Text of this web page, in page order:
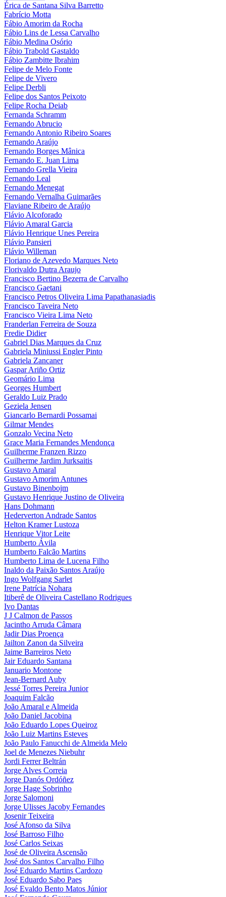
Érica de Santana Silva Barretto
Fabrício Motta
Fábio Amorim da Rocha
Fábio Lins de Lessa Carvalho
Fábio Medina Osório
Fábio Trabold Gastaldo
Fábio Zambitte Ibrahim
Felipe de Melo Fonte
Felipe de Vivero
Felipe Derbli
Felipe dos Santos Peixoto
Felipe Rocha Deiab
Fernanda Schramm
Fernando Abrucio
Fernando Antonio Ribeiro Soares
Fernando Araújo
Fernando Borges Mânica
Fernando E. Juan Lima
Fernando Grella Vieira
Fernando Leal
Fernando Menegat
Fernando Vernalha Guimarães
Flaviane Ribeiro de Araújo
Flávio Alcoforado
Flávio Amaral Garcia
Flávio Henrique Unes Pereira
Flávio Pansieri
Flávio Willeman
Floriano de Azevedo Marques Neto
Florivaldo Dutra Araujo
Francisco Bertino Bezerra de Carvalho
Francisco Gaetani
Francisco Petros Oliveira Lima Papathanasiadis
Francisco Taveira Neto
Francisco Vieira Lima Neto
Franderlan Ferreira de Souza
Fredie Didier
Gabriel Dias Marques da Cruz
Gabriela Miniussi Engler Pinto
Gabriela Zancaner
Gaspar Ariño Ortiz
Geomário Lima
Georges Humbert
Geraldo Luiz Prado
Geziela Jensen
Giancarlo Bernardi Possamai
Gilmar Mendes
Gonzalo Vecina Neto
Grace Maria Fernandes Mendonça
Guilherme Franzen Rizzo
Guilherme Jardim Jurksaitis
Gustavo Amaral
Gustavo Amorim Antunes
Gustavo Binenbojm
Gustavo Henrique Justino de Oliveira
Hans Dohmann
Hederverton Andrade Santos
Helton Kramer Lustoza
Henrique Vitor Leite
Humberto Ávila
Humberto Falcão Martins
Humberto Lima de Lucena Filho
Inaldo da Paixão Santos Araújo
Ingo Wolfgang Sarlet
Irene Patrícia Nohara
Itiberê de Oliveira Castellano Rodrigues
Ivo Dantas
J J Calmon de Passos
Jacintho Arruda Câmara
Jadir Dias Proença
Jailton Zanon da Silveira
Jaime Barreiros Neto
Jair Eduardo Santana
Januario Montone
Jean-Bernard Auby
Jessé Torres Pereira Junior
Joaquim Falcão
João Amaral e Almeida
João Daniel Jacobina
João Eduardo Lopes Queiroz
João Luiz Martins Esteves
João Paulo Fanucchi de Almeida Melo
Joel de Menezes Niebuhr
Jordi Ferrer Beltrán
Jorge Alves Correia
Jorge Danós Ordóñez
Jorge Hage Sobrinho
Jorge Salomoni
Jorge Ulisses Jacoby Fernandes
Josenir Teixeira
José Afonso da Silva
José Barroso Filho
José Carlos Seixas
José de Oliveira Ascensão
José dos Santos Carvalho Filho
José Eduardo Martins Cardozo
José Eduardo Sabo Paes
José Evaldo Bento Matos Júnior